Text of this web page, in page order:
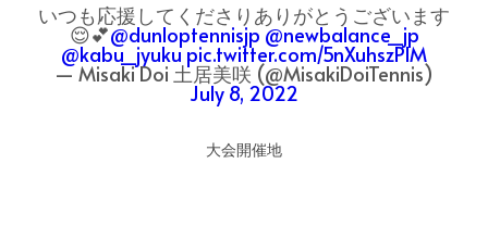
いつも応援してくださりありがとうございます
😌💕@dunloptennisjp@newbalance_jp
@kabu_jyuku pic.twitter.com/5nXuhszPlM
— Misaki Doi 土居美咲 (@MisakiDoiTennis)
July 8, 2022
大会開催地